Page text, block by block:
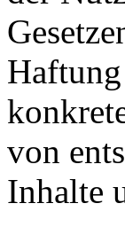
von
Inhalte